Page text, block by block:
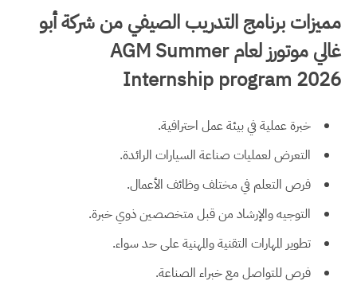
مميزات برنامج التدريب الصيفي من شركة أبو
غالي موتورز لعام AGM Summer
Internship program 2026
خبرة عملية في بيئة عمل احترافية.
التعرض لعمليات صناعة السيارات الرائدة.
فرص التعلم في مختلف وظائف الأعمال.
التوجيه والإرشاد من قبل متخصصين ذوي خبرة.
تطوير المهارات التقنية والمهنية على حد سواء.
فرص للتواصل مع خبراء الصناعة.